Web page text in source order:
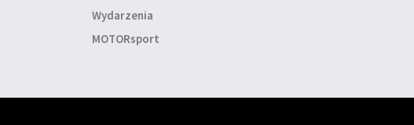
Wydarzenia
MOTORsport